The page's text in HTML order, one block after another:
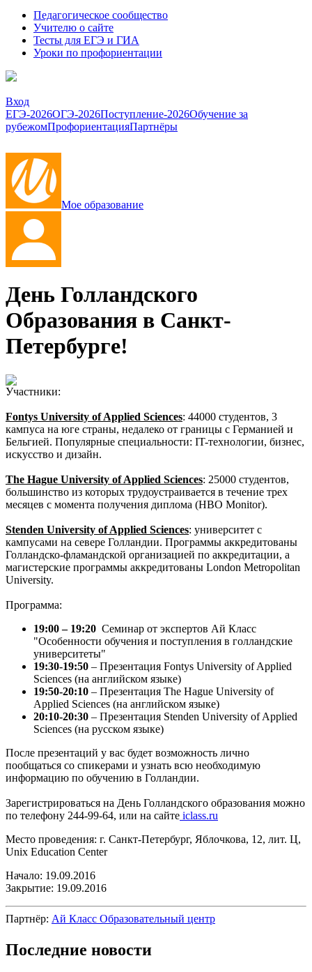
Педагогическое сообщество
Учителю о сайте
Тесты для ЕГЭ и ГИА
Уроки по профориентации
Вход
ЕГЭ-2026ОГЭ-2026Поступление-2026Обучение за
рубежомПрофориентацияПартнёры
Мое образование
День Голландского
Образования в Санкт-
Петербурге!
Участники:
Fontys University of Applied Sciences: 44000 студентов, 3
кампуса на юге страны, недалеко от границы с Германией и
Бельгией. Популярные специальности: IT-технологии, бизнес,
искусство и дизайн.
The Hague University of Applied Sciences: 25000 студентов,
большинство из которых трудоустраивается в течение трех
месяцев с момента получения диплома (HBO Monitor).
Stenden University of Applied Sciences: университет с
кампусами на севере Голландии. Программы аккредитованы
Голландско-фламандской организацией по аккредитации, а
магистерские программы аккредитованы London Metropolitan
University.
Программа:
19:00 – 19:20 Семинар от экспертов Ай Класс
"Особенности обучения и поступления в голландские
университеты"
19:30-19:50 – Презентация Fontys University of Applied
Sciences (на английском языке)
19:50-20:10 – Презентация The Hague University of
Applied Sciences (на английском языке)
20:10-20:30 – Презентация Stenden University of Applied
Sciences (на русском языке)
После презентаций у вас будет возможность лично
пообщаться со спикерами и узнать всю необходимую
информацию по обучению в Голландии.
Зарегистрироваться на День Голландского образования можно
по телефону 244-99-64, или на сайте iclass.ru
Место проведения: г. Санкт-Петербург, Яблочкова, 12, лит. Ц,
Unix Education Center
Начало: 19.09.2016
Закрытие: 19.09.2016
Партнёр: Ай Класс Образовательный центр
Последние новости